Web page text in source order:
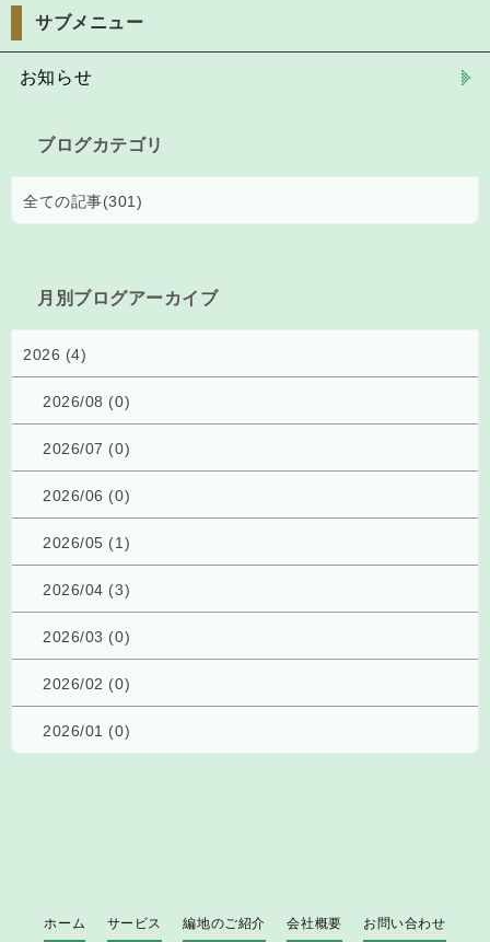
サブメニュー
お知らせ
ブログカテゴリ
全ての記事(301)
月別ブログアーカイブ
2026 (4)
2026/08 (0)
2026/07 (0)
2026/06 (0)
2026/05 (1)
2026/04 (3)
2026/03 (0)
2026/02 (0)
2026/01 (0)
ホーム サービス 編地のご紹介 会社概要 お問い合わせ